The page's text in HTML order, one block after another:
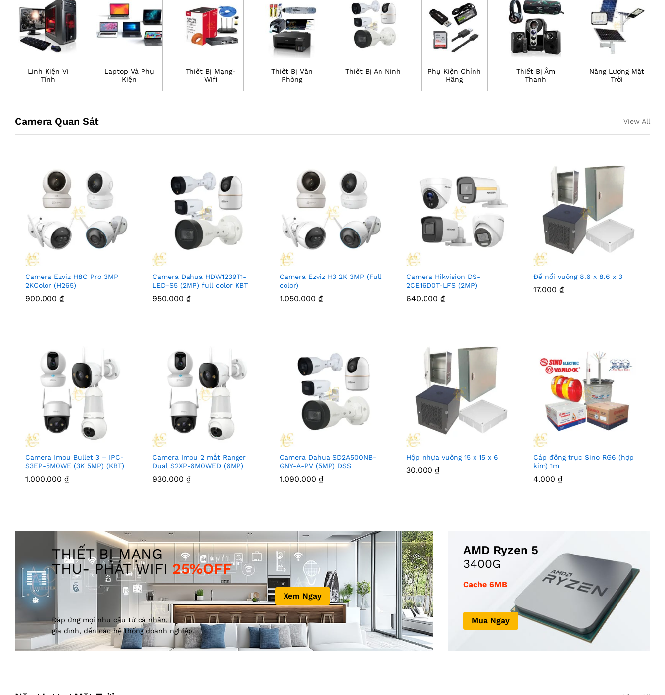
Linh Kiện Vi
Tính
Laptop Và Phụ
Kiện
Thiết Bị Mạng-
Wifi
Thiết Bị Văn
Phòng
Thiết Bị An Ninh
Phụ Kiện Chính
Hãng
Thiết Bị Âm
Thanh
Năng Lượng Mặt
Trời
Camera Quan Sát View All
Camera Ezviz H8C Pro 3MP
2KColor (H265)
900.000 ₫
Camera Dahua HDW1239T1-
LED-S5 (2MP) full color KBT
950.000 ₫
Camera Ezviz H3 2K 3MP (Full
color)
1.050.000 ₫
Camera Hikvision DS-
2CE16D0T-LFS (2MP)
640.000₫
Đế nổi vuông 8.6 x 8.6 x 3
17.000₫
Camera Imou Bullet 3 – IPC-
S3EP-5M0WE (3K 5MP) (KBT)
1.000.000 ₫
Camera Imou 2 mắt Ranger
Dual S2XP-6M0WED (6MP)
930.000 ₫
Camera Dahua SD2A500NB-
GNY-A-PV (5MP) DSS
1.090.000 ₫
Hộp nhựa vuông 15 x 15 x 6
30.000₫
Cáp đồng trục Sino RG6 (hợp
kim) 1m
4.000₫
THIẾT BỊ MẠNG
THU- PHÁT WIFI 25%OFF
Đáp ứng mọi nhu cầu từ cá nhân,
gia đình, đến các hệ thống doanh nghiệp.
Xem Ngay
AMD Ryzen 5
3400G
Cache 6MB
Mua Ngay